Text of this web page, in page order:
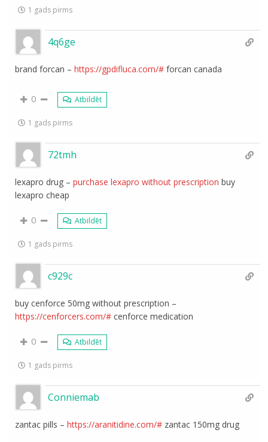
1 gads pirms
4q6ge
brand forcan –https://gpdifluca.com/# forcan canada
0 Atbildēt
1 gads pirms
72tmh
lexapro drug –purchase lexapro without prescription buy
lexapro cheap
0 Atbildēt
1 gads pirms
c929c
buy cenforce 50mg without prescription –
https://cenforcers.com/# cenforce medication
0 Atbildēt
1 gads pirms
Conniemab
zantac pills –https://aranitidine.com/# zantac 150mg drug